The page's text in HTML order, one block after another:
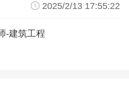
 2025/2/13 17:55:22
-建筑工程